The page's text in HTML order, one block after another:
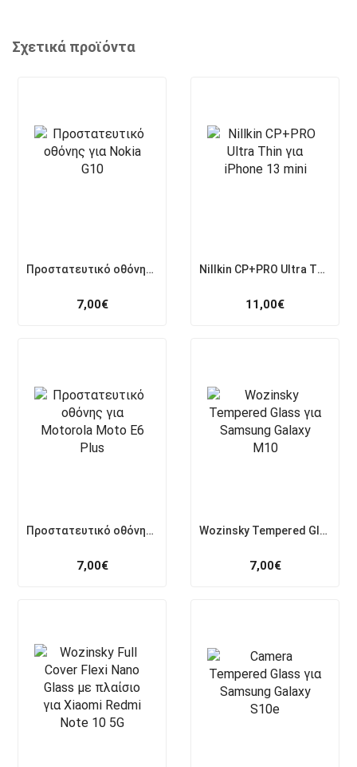
Σχετικά προϊόντα
Προστατευτικό οθόνης για Nokia G10
7,00€
Nillkin CP+PRO Ultra Thin για iPhone 13 mini
11,00€
Προστατευτικό οθόνης για Motorola Moto E6 Plus
7,00€
Wozinsky Tempered Glass για Samsung Galaxy M10
7,00€